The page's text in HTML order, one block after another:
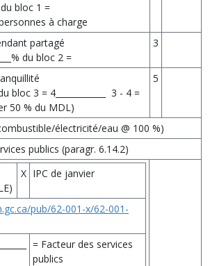
bloc 1 =
à charge
partagé
du bloc 2 =
3
bloc 3 = 4____________ 3 - 4 =
50 % du MDL)
5
électricité/eau @ 100 %)
publics (paragr. 6.14.2)
X IPC de janvier
pub/62-001-x/62-001-
= Facteur des services
publics